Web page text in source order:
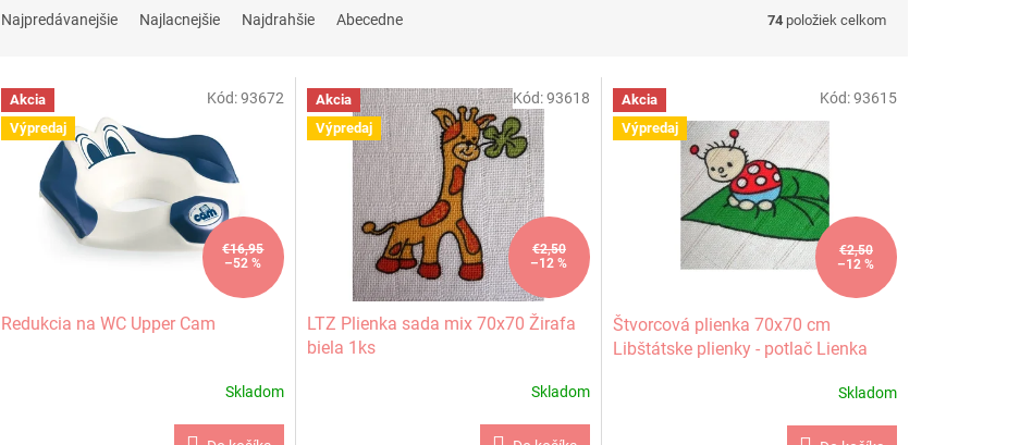
Najpredávanejšie Najlacnejšie Najdrahšie Abecedne 74 položiek celkom
V Akcia
Výpredaj
€16,95
–52 %
Redukcia na WC Upper Cam
Skladom
Kód:93672
Akcia
Výpredaj
€2,50
–12 %
LTZ Plienka sada mix 70x70 Žirafa
biela 1ks
Skladom
Kód:93618
Akcia
Výpredaj
€2,50
–12 %
Štvorcová plienka 70x70 cm
Libštátske plienky - potlač Lienka
Skladom
Kód:93615